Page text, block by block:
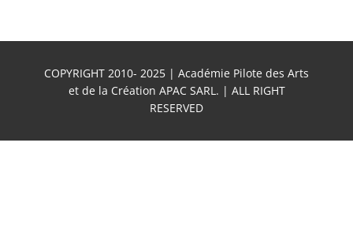
COPYRIGHT 2010- 2025 | Académie Pilote des Arts
et de la Création APAC SARL. | ALL RIGHT
RESERVED